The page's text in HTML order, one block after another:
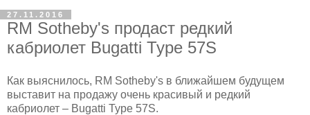
27.11.2016
RM Sotheby's продаст редкий
кабриолет Bugatti Type 57S
Как выяснилось, RM Sotheby's в ближайшем будущем
выставит на продажу очень красивый и редкий
кабриолет – Bugatti Type 57S.